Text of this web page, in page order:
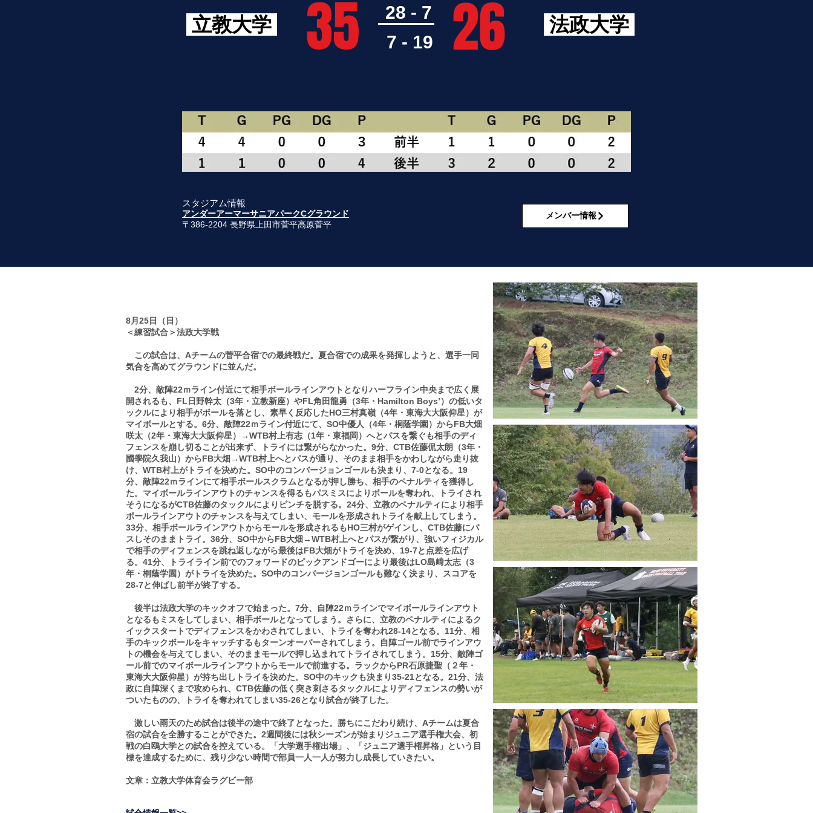
立教大学 35
28 - 7
7 - 19
26 法政大学
スタジアム情報
​アンダーアーマーサニアパークCグラウンド
〒386-2204 長野県上田市菅平高原菅平
メンバー情報
8月25日（日）
＜練習試合＞法政大学戦
この試合は、Aチームの菅平合宿での最終戦だ。夏合宿での成果を発揮しようと、選手一同
気合を高めてグラウンドに並んだ。
2分、敵陣22ｍライン付近にて相手ボールラインアウトとなりハーフライン中央まで広く展
開されるも、FL日野幹太（3年・立教新座）やFL角田龍勇（3年・Hamilton Boys’）の低いタ
ックルにより相手がボールを落とし、素早く反応したHO三村真嶺（4年・東海大大阪仰星）が
マイボールとする。6分、敵陣22ｍライン付近にて、SO中優人（4年・桐蔭学園）からFB大畑
咲太（2年・東海大大阪仰星）→WTB村上有志（1年・東福岡）へとパスを繋ぐも相手のディ
フェンスを崩し切ることが出来ず、トライには繋がらなかった。9分、CTB佐藤侃太朗（3年・
國學院久我山）からFB大畑→WTB村上へとパスが通り、そのまま相手をかわしながら走り抜
け、WTB村上がトライを決めた。SO中のコンバージョンゴールも決まり、7-0となる。19
分、敵陣22ｍラインにて相手ボールスクラムとなるが押し勝ち、相手のペナルティを獲得し
た。マイボールラインアウトのチャンスを得るもパスミスによりボールを奪われ、トライされ
そうになるがCTB佐藤のタックルによりピンチを脱する。24分、立教のペナルティにより相手
ボールラインアウトのチャンスを与えてしまい、モールを形成されトライを献上してしまう。
33分、相手ボールラインアウトからモールを形成されるもHO三村がゲインし、CTB佐藤にパ
スしそのままトライ。36分、SO中からFB大畑→WTB村上へとパスが繋がり、強いフィジカル
で相手のディフェンスを跳ね返しながら最後はFB大畑がトライを決め、19-7と点差を広げ
る。41分、トライライン前でのフォワードのピックアンドゴーにより最後はLO島﨑太志（3
年・桐蔭学園）がトライを決めた。SO中のコンバージョンゴールも難なく決まり、スコアを
28-7と伸ばし前半が終了する。
後半は法政大学のキックオフで始まった。7分、自陣22ｍラインでマイボールラインアウト
となるもミスをしてしまい、相手ボールとなってしまう。さらに、立教のペナルティによるク
イックスタートでディフェンスをかわされてしまい、トライを奪われ28-14となる。11分、相
手のキックボールをキャッチするもターンオーバーされてしまう。自陣ゴール前でラインアウ
トの機会を与えてしまい、そのままモールで押し込まれてトライされてしまう。15分、敵陣ゴ
ール前でのマイボールラインアウトからモールで前進する。ラックからPR石原捷聖（２年・
東海大大阪仰星）が持ち出しトライを決めた。SO中のキックも決まり35-21となる。21分、法
政に自陣深くまで攻められ、CTB佐藤の低く突き刺さるタックルによりディフェンスの勢いが
ついたものの、トライを奪われてしまい35-26となり試合が終了した。
激しい雨天のため試合は後半の途中で終了となった。勝ちにこだわり続け、Aチームは夏合
宿の試合を全勝することができた。2週間後には秋シーズンが始まりジュニア選手権大会、初
戦の白鴎大学との試合を控えている。「大学選手権出場」、「ジュニア選手権昇格」という目
標を達成するために、残り少ない時間で部員一人一人が努力し成長していきたい。
文章：立教大学体育会ラグビー部